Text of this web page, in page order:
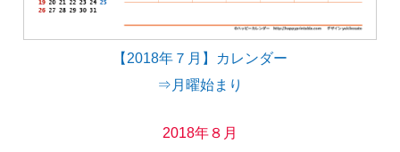
【2018年７月】カレンダー
⇒月曜始まり
2018年８月